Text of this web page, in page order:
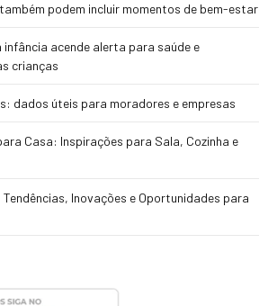
podem incluir momentos de bem-estar
infância acende alerta para saúde e
crianças
dados úteis para moradores e empresas
Casa: Inspirações para Sala, Cozinha e
Inovações e Oportunidades para